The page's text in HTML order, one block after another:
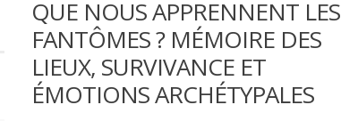
QUE NOUS APPRENNENT LES
FANTÔMES ? MÉMOIRE DES
LIEUX, SURVIVANCE ET
ÉMOTIONS ARCHÉTYPALES